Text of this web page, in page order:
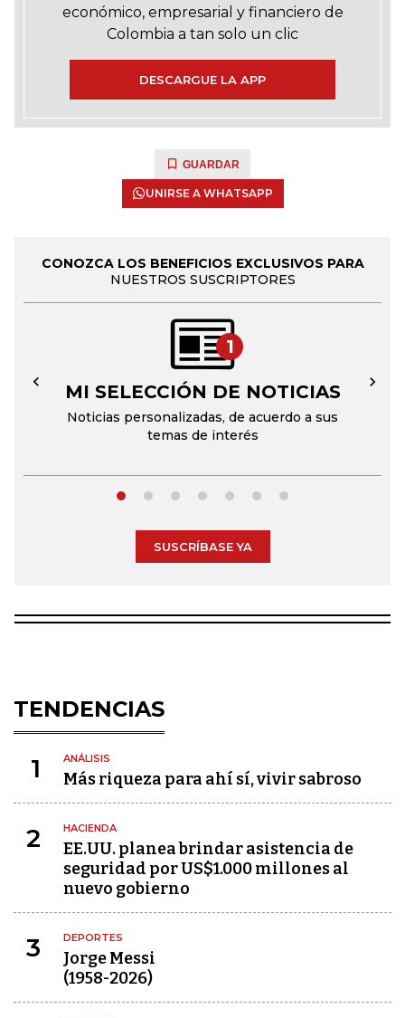
económico, empresarial y financiero de
Colombia a tan solo un clic
DESCARGUE LA APP
GUARDAR
UNIRSE A WHATSAPP
CONOZCA LOS BENEFICIOS EXCLUSIVOS PARA
NUESTROS SUSCRIPTORES
1
MI SELECCIÓN DE NOTICIAS
Noticias personalizadas, de acuerdo a sus
temas de interés
← →
SUSCRÍBASE YA
TENDENCIAS
1 ANÁLISIS
Más riqueza para ahí sí, vivir sabroso
2 HACIENDA
EE.UU. planea brindar asistencia de
seguridad por US$1.000 millones al
nuevo gobierno
3 DEPORTES
Jorge Messi
(1958-2026)